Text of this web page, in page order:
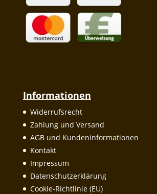
Informationen
Widerrufsrecht
Zahlung und Versand
AGB und Kundeninformationen
Kontakt
Impressum
Datenschutzerklärung
Cookie-Richtlinie (EU)